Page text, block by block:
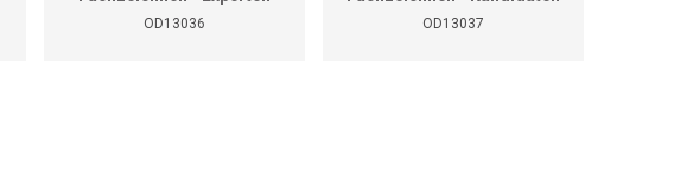
OD13036 OD13037